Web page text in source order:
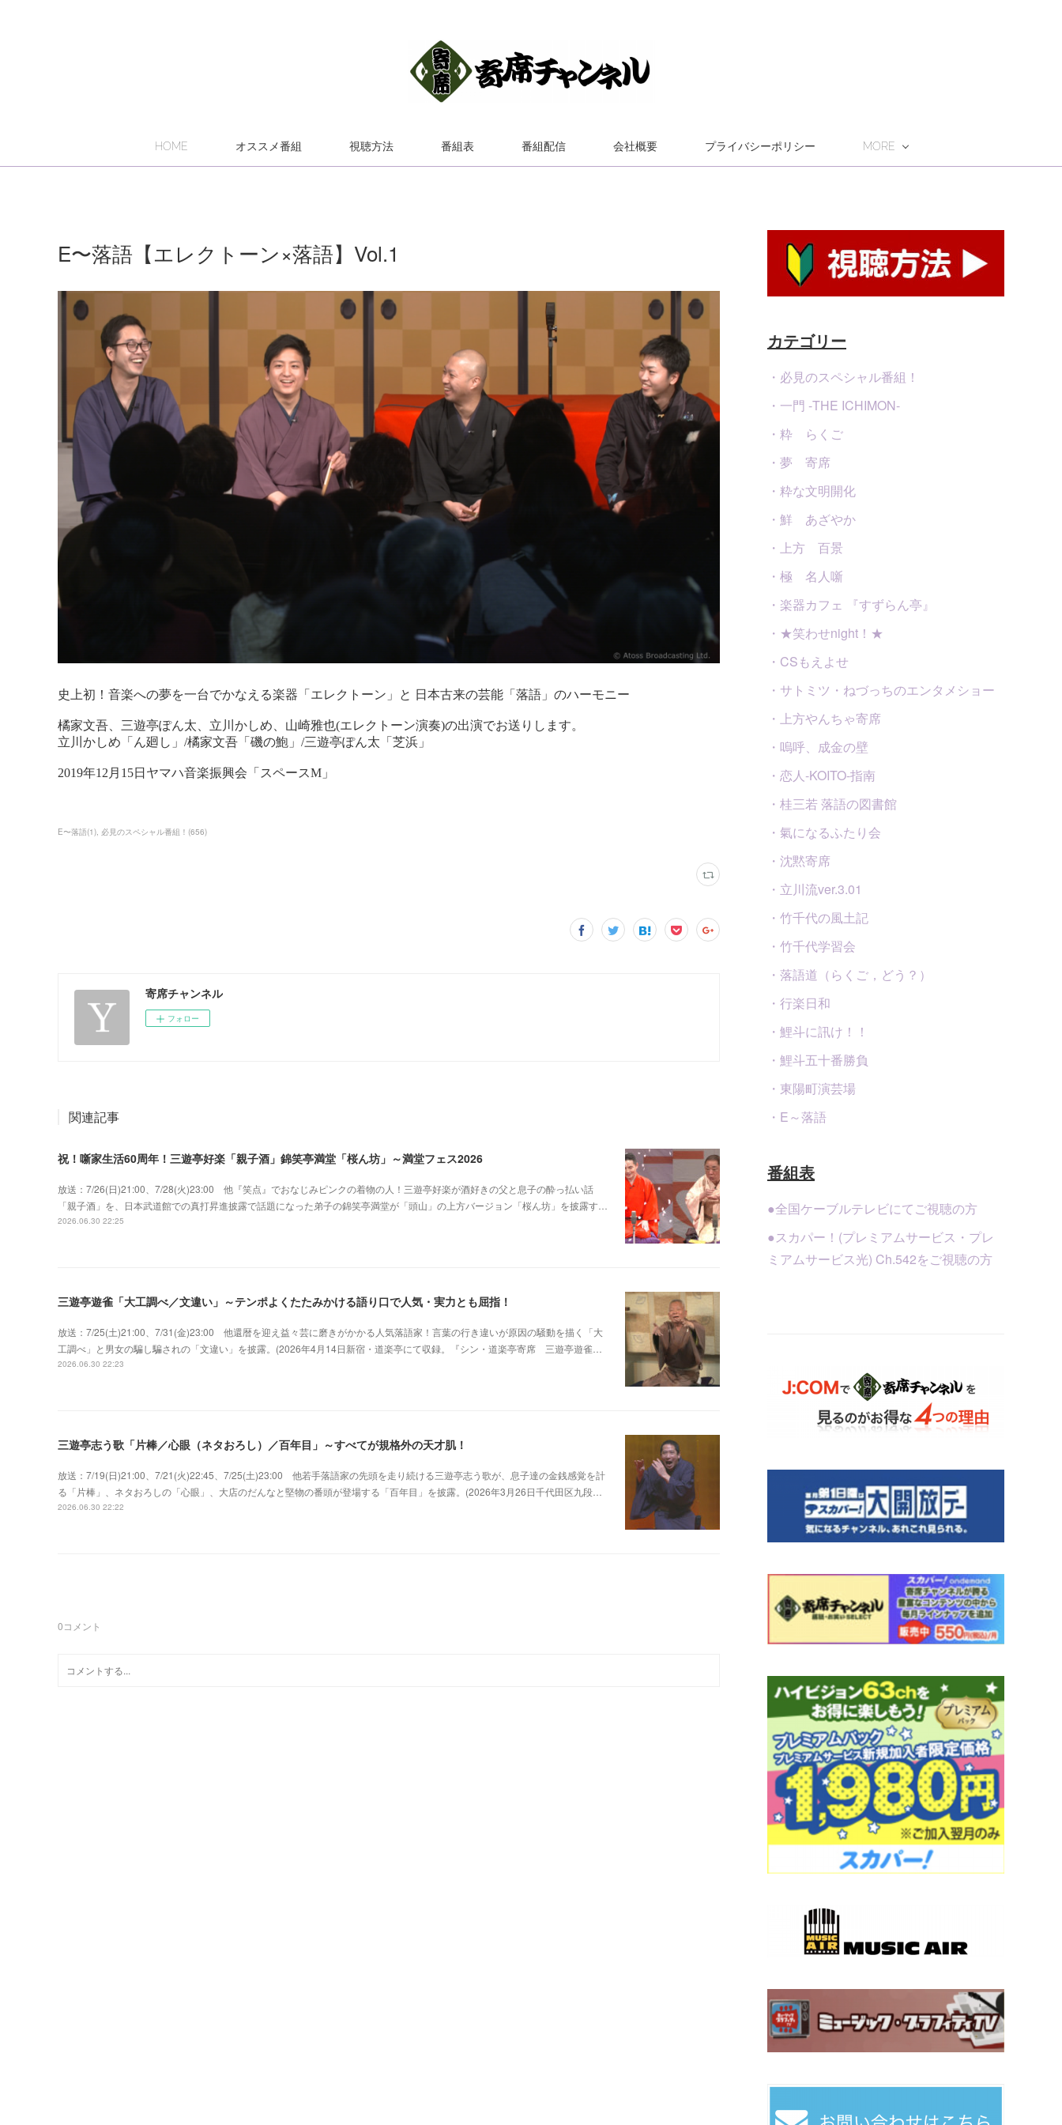
HOME オススメ番組 視聴方法 番組表 番組配信 会社概要 プライバシーポリシー MORE
E〜落語【エレクトーン×落語】Vol.1
E〜落語(1) 必見のスペシャル番組！ (656)
寄席チャンネル
フォロー
関連記事
祝！噺家生活60周年！三遊亭好楽「親子酒」錦笑亭満堂「桜ん坊」～満堂フェス2026
放送：7/26(日)21:00、7/28(火)23:00 他『笑点』でおなじみピンクの着物の人！三遊亭好楽が酒好きの父と息子の酔っ払い話
「親子酒」を、日本武道館での真打昇進披露で話題になった弟子の錦笑亭満堂が「頭山」の上方バージョン「桜ん坊」を披露す…
2026.06.30 22:25
三遊亭遊雀「大工調べ／文違い」～テンポよくたたみかける語り口で人気・実力とも屈指！
放送：7/25(土)21:00、7/31(金)23:00 他還暦を迎え益々芸に磨きがかかる人気落語家！言葉の行き違いが原因の騒動を描く「大
工調べ」と男女の騙し騙されの「文違い」を披露。(2026年4月14日新宿・道楽亭にて収録。『シン・道楽亭寄席 三遊亭遊雀…
2026.06.30 22:23
三遊亭志う歌「片棒／心眼（ネタおろし）／百年目」～すべてが規格外の天才肌！
放送：7/19(日)21:00、7/21(火)22:45、7/25(土)23:00 他若手落語家の先頭を走り続ける三遊亭志う歌が、息子達の金銭感覚を計
る「片棒」、ネタおろしの「心眼」、大店のだんなと堅物の番頭が登場する「百年目」を披露。(2026年3月26日千代田区九段…
2026.06.30 22:22
0コメント
カテゴリー
・必見のスペシャル番組！
・一門 -THE ICHIMON-
・粋 らくご
・夢 寄席
・粋な文明開化
・鮮 あざやか
・上方 百景
・極 名人噺
・楽器カフェ 『すずらん亭』
・★笑わせnight！★
・CSもえよせ
・サトミツ・ねづっちのエンタメショー
・上方やんちゃ寄席
・嗚呼、成金の壁
・恋人-KOITO-指南
・桂三若 落語の図書館
・氣になるふたり会
・沈黙寄席
・立川流ver.3.01
・竹千代の風土記
・竹千代学習会
・落語道（らくご，どう？）
・行楽日和
・鯉斗に訊け！！
・鯉斗五十番勝負
・東陽町演芸場
・E～落語
番組表
●全国ケーブルテレビにてご視聴の方
●スカパー！(プレミアムサービス・プレ
ミアムサービス光) Ch.542をご視聴の方